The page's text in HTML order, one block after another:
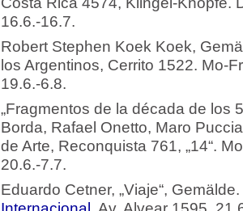
16.6.-16.7.
Robert Stephen Koek Koek,
los Argentinos, Cerrito 1522. Mo-
19.6.-6.8.
„Fragmentos de la década de los
Borda, Rafael Onetto, Maro
de Arte, Reconquista 761, „14“.
20.6.-7.7.
Eduardo Cetner, „Viaje“, Gemälde.